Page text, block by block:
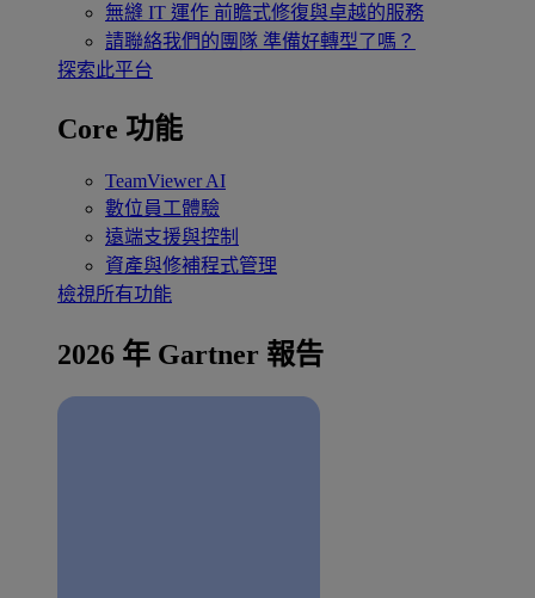
無縫 IT 運作 前瞻式修復與卓越的服務
請聯絡我們的團隊 準備好轉型了嗎？
探索此平台
Core 功能
TeamViewer AI
數位員工體驗
遠端支援與控制
資產與修補程式管理
檢視所有功能
2026 年 Gartner 報告